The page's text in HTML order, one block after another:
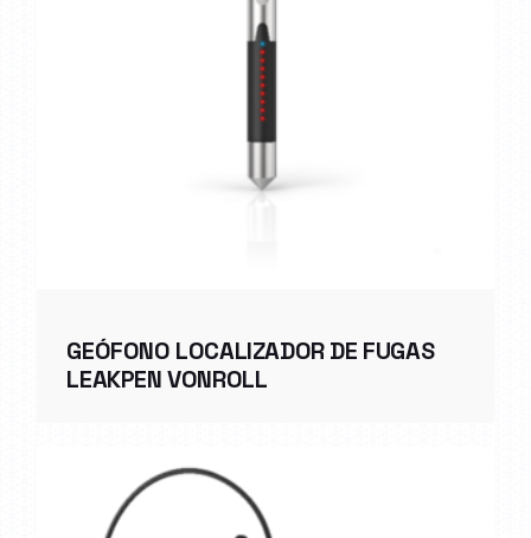
GEÓFONO LOCALIZADOR DE FUGAS
LEAKPEN VONROLL